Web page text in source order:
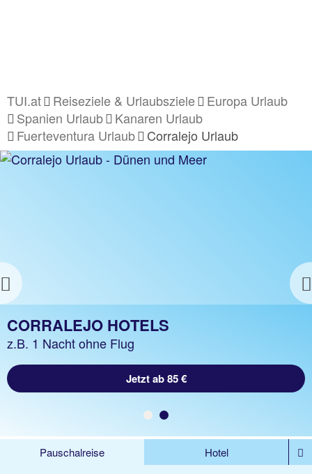
TUI.at Reiseziele & Urlaubsziele
Europa Urlaub
Spanien Urlaub
Kanaren Urlaub
Fuerteventura Urlaub
Corralejo Urlaub
Previous
CORRALEJO URLAUB
z.B. 1 Woche Hotel inkl. Flug
Jetzt ab 872 €
CORRALEJO HOTELS
z.B. 1 Nacht ohne Flug
Jetzt ab 85 €
Pauschalreise
Hotel